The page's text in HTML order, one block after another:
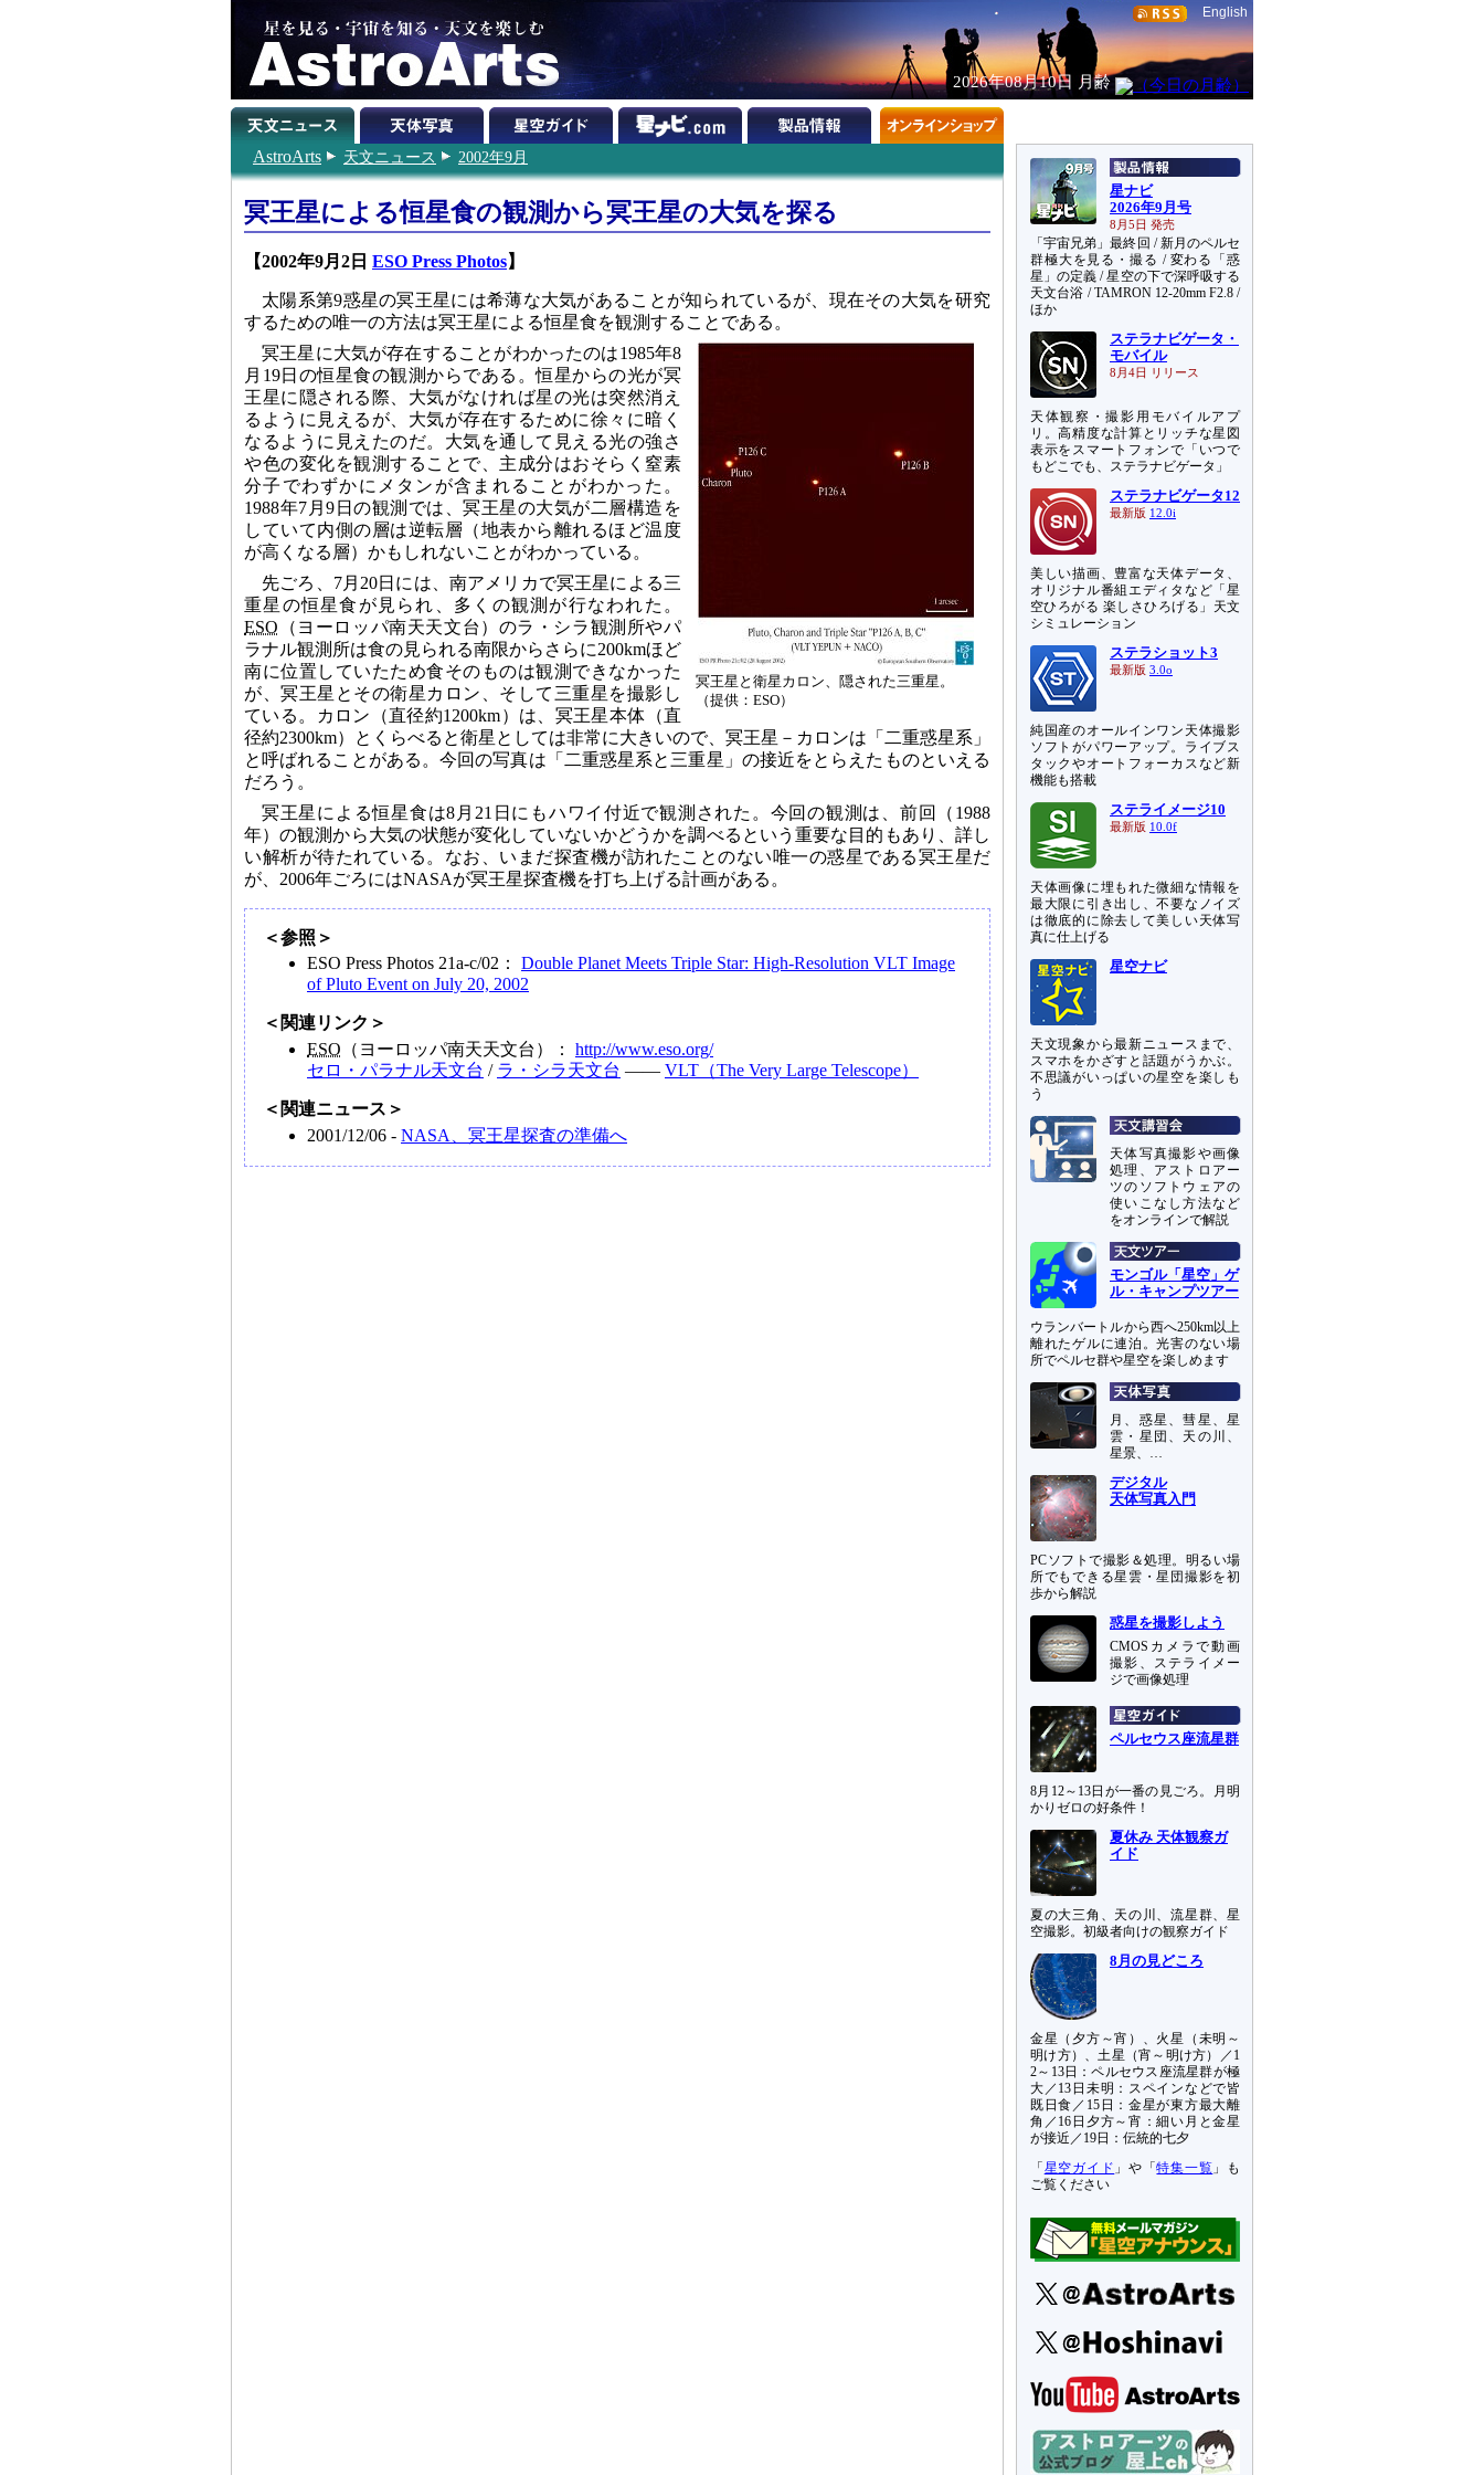
English
2026年08月10日 月齢
AstroArts 天文ニュース 2002年9月
冥王星による恒星食の観測から冥王星の大気を探る
【2002年9月2日 ESO Press Photos】
太陽系第9惑星の冥王星には希薄な大気があることが知られているが、現在その大気を研究
するための唯一の方法は冥王星による恒星食を観測することである。
冥王星と衛星カロン、隠された三重星。
（提供：ESO）
冥王星に大気が存在することがわかったのは1985年8
月19日の恒星食の観測からである。恒星からの光が冥
王星に隠される際、大気がなければ星の光は突然消え
るように見えるが、大気が存在するために徐々に暗く
なるように見えたのだ。大気を通して見える光の強さ
や色の変化を観測することで、主成分はおそらく窒素
分子でわずかにメタンが含まれることがわかった。
1988年7月9日の観測では、冥王星の大気が二層構造を
していて内側の層は逆転層（地表から離れるほど温度
が高くなる層）かもしれないことがわかっている。
先ごろ、7月20日には、南アメリカで冥王星による三
重星の恒星食が見られ、多くの観測が行なわれた。
ESO （ヨーロッパ南天天文台）のラ・シラ観測所やパ
ラナル観測所は食の見られる南限からさらに200kmほど
南に位置していたため食そのものは観測できなかった
が、冥王星とその衛星カロン、そして三重星を撮影し
ている。カロン（直径約1200km）は、冥王星本体（直
径約2300km）とくらべると衛星としては非常に大きいので、冥王星－カロンは「二重惑星系」
と呼ばれることがある。今回の写真は「二重惑星系と三重星」の接近をとらえたものといえる
だろう。
冥王星による恒星食は8月21日にもハワイ付近で観測された。今回の観測は、前回（1988
年）の観測から大気の状態が変化していないかどうかを調べるという重要な目的もあり、詳し
い解析が待たれている。なお、いまだ探査機が訪れたことのない唯一の惑星である冥王星だ
が、2006年ごろにはNASAが冥王星探査機を打ち上げる計画がある。
＜参照＞
ESO Press Photos 21a-c/02： Double Planet Meets Triple Star: High-Resolution VLT Image
of Pluto Event on July 20, 2002
＜関連リンク＞
ESO （ヨーロッパ南天天文台）： http://www.eso.org/
セロ・パラナル天文台 / ラ・シラ天文台 ―― VLT （The Very Large Telescope）
＜関連ニュース＞
2001/12/06 - NASA、冥王星探査の準備へ
星ナビ
2026年9月号
8月5日 発売
「宇宙兄弟」最終回 / 新月のペルセ
群極大を見る・撮る / 変わる「惑
星」の定義 / 星空の下で深呼吸する
天文台浴 / TAMRON 12-20mm F2.8 /
ほか
ステラナビゲータ・
モバイル
8月4日 リリース
天体観察・撮影用モバイルアプ
リ。高精度な計算とリッチな星図
表示をスマートフォンで「いつで
もどこでも、ステラナビゲータ」
ステラナビゲータ12
最新版 12.0i
美しい描画、豊富な天体データ、
オリジナル番組エディタなど「星
空ひろがる 楽しさひろげる」天文
シミュレーション
ステラショット3
最新版 3.0o
純国産のオールインワン天体撮影
ソフトがパワーアップ。ライブス
タックやオートフォーカスなど新
機能も搭載
ステライメージ10
最新版 10.0f
天体画像に埋もれた微細な情報を
最大限に引き出し、不要なノイズ
は徹底的に除去して美しい天体写
真に仕上げる
星空ナビ
天文現象から最新ニュースまで、
スマホをかざすと話題がうかぶ。
不思議がいっぱいの星空を楽しも
う
天体写真撮影や画像
処理、アストロアー
ツのソフトウェアの
使いこなし方法など
をオンラインで解説
モンゴル「星空」ゲ
ル・キャンプツアー
ウランバートルから西へ250km以上
離れたゲルに連泊。光害のない場
所でペルセ群や星空を楽しめます
月、惑星、彗星、星
雲・星団、天の川、
星景、…
デジタル
天体写真入門
PCソフトで撮影＆処理。明るい場
所でもできる星雲・星団撮影を初
歩から解説
惑星を撮影しよう
CMOSカメラで動画
撮影、ステライメー
ジで画像処理
ペルセウス座流星群
8月12～13日が一番の見ごろ。月明
かりゼロの好条件！
夏休み 天体観察ガ
イド
夏の大三角、天の川、流星群、星
空撮影。初級者向けの観察ガイド
8月の見どころ
金星（夕方～宵）、火星（未明～
明け方）、土星（宵～明け方）／1
2～13日：ペルセウス座流星群が極
大／13日未明：スペインなどで皆
既日食／15日：金星が東方最大離
角／16日夕方～宵：細い月と金星
が接近／19日：伝統的七夕
「 星空ガイド 」や「特集一覧 」も
ご覧ください